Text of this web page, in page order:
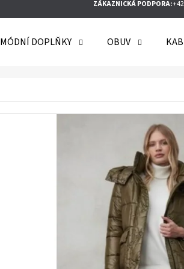
ZÁKAZNICKÁ PODPORA:
MÓDNÍ DOPLŇKY OBUV